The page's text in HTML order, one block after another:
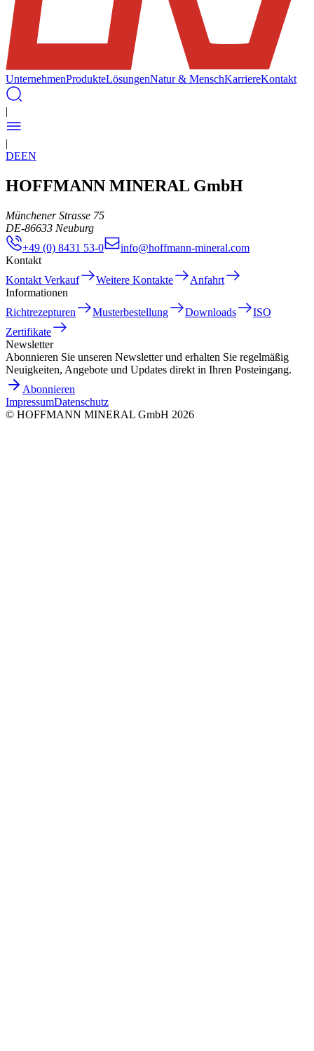
UnternehmenProdukteLösungenNatur & MenschKarriereKontakt
|
|
DEEN
HOFFMANN MINERAL GmbH
Münchener Strasse 75
DE-86633 Neuburg
+49 (0) 8431 53-0
info@hoffmann-mineral.com
Kontakt
Kontakt Verkauf
Weitere Kontakte
Anfahrt
Informationen
Richtrezepturen
Musterbestellung Downloads
ISO
Zertifikate
Newsletter
Abonnieren Sie unseren Newsletter und erhalten Sie regelmäßig
Neuigkeiten, Angebote und Updates direkt in Ihren Posteingang.
Abonnieren
ImpressumDatenschutz
© HOFFMANN MINERAL GmbH 2026